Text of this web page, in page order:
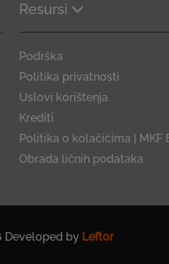
Resursi
Podrška
Politika privatnosti
Uslovi korištenja
Krediti
Politika o kolačićima | MKF
Obrada ličnih podataka
Developed by Leftor